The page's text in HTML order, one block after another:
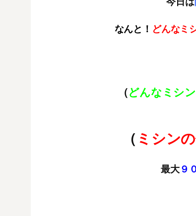
なんと！ どんなミ
（どんなミシ
（ ミシン
最大９